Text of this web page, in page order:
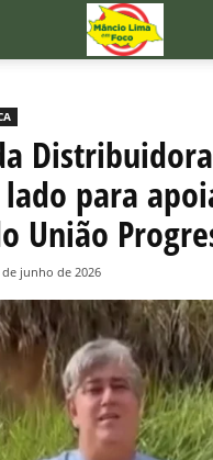
lado para
União
de junho de 2026